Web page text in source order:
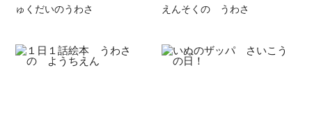
ゅくだいのうわさ
えんそくの うわさ